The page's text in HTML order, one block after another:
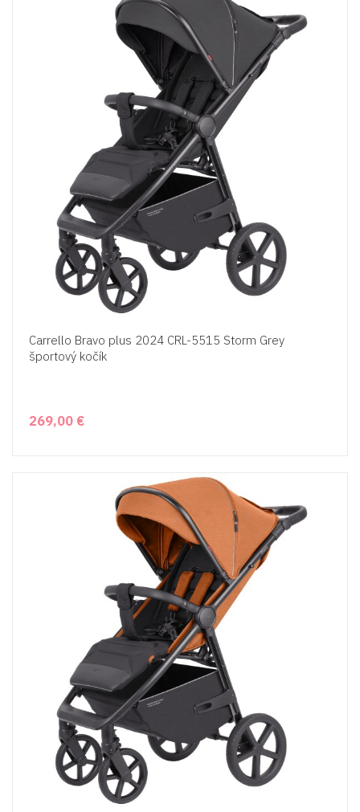
Carrello Bravo plus 2024 CRL-5515 Storm Grey
športový kočík
269,00 €